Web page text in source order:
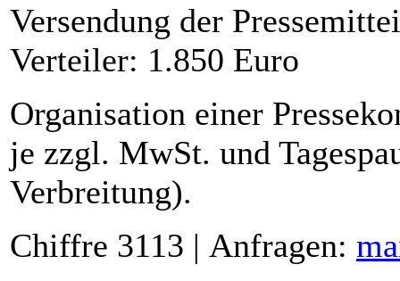
Versendung der
Verteiler: 1.850 Euro
Organisation einer
je zzgl. MwSt. und
Verbreitung).
Chiffre 3113 | Anfragen: